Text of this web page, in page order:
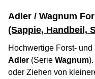
Adler / Wagnum
(Sappie, Handbeil,
Hochwertige Forst-
Adler (Serie Wagnum
oder Ziehen von